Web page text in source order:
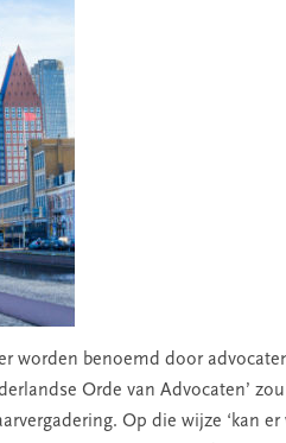
worden benoemd door
Orde van Advocaten’
Op die wijze ‘kan